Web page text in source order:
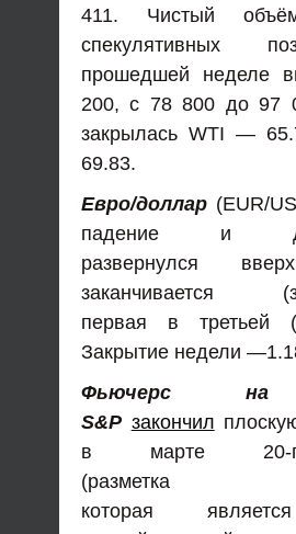
411. Чистый
спекулятивных
прошедшей неделе
200, с 78 800 до 97
закрылась WTI —
69.83.
Евро/доллар (EUR/
падение и
развернулся
заканчивается
первая в
Закрытие недели
Фьючерс на
S&P закончил
в марте 20-
которая является